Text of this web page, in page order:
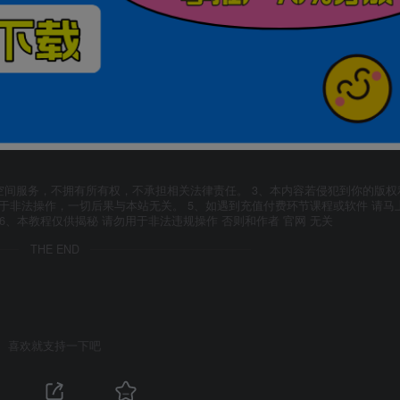
服务，不拥有所有权，不承担相关法律责任。 3、本内容若侵犯到你的版
法操作，一切后果与本站无关。 5、如遇到充值付费环节课程或软件 请马
本教程仅供揭秘 请勿用于非法违规操作 否则和作者 官网 无关
THE END
喜欢就支持一下吧